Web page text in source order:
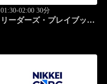
01:30-02:00 30分
リーダーズ・プレイブック